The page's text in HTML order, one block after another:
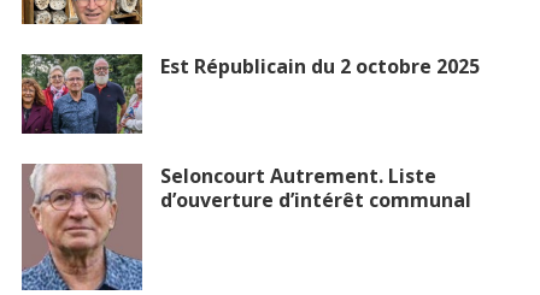
Est Républicain du 2 octobre 2025
Seloncourt Autrement. Liste
d’ouverture d’intérêt communal